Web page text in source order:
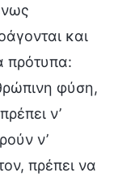
και
πρότυπα:
φύση,
ν’
ν’
πρέπει να